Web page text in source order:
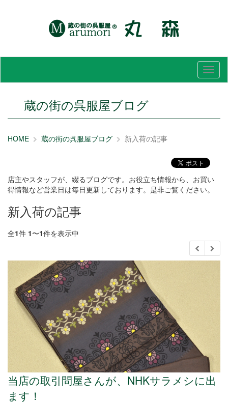
メ
ニ
蔵の街の呉服屋ブログ
HOME 蔵の街の呉服屋ブログ 新入荷の記事
店主やスタッフが、綴るブログです。お役立ち情報から、お買い
得情報など営業日は毎日更新しております。是非ご覧ください。
新入荷の記事
全1件 1〜1件を表示中
当店の取引問屋さんが、NHKサラメシに出
ます！